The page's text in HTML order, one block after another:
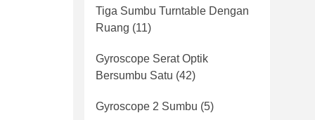
Tiga Sumbu Turntable Dengan
Ruang (11)
Gyroscope Serat Optik
Bersumbu Satu (42)
Gyroscope 2 Sumbu (5)